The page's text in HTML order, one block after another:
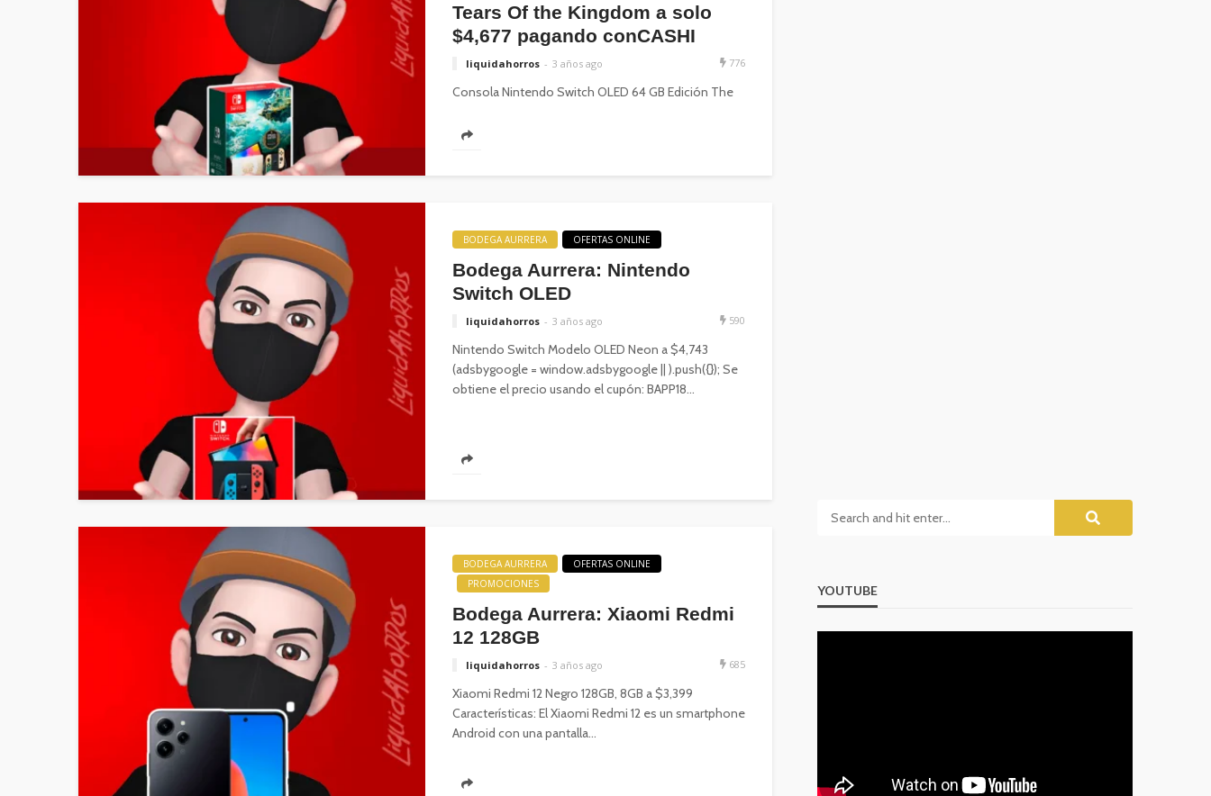
Tears Of the Kingdom a solo
$4,677 pagando conCASHI
liquidahorros 3 años ago 776
Consola Nintendo Switch OLED 64 GB Edición The
de varios meses...
BODEGA AURRERA OFERTAS ONLINE
Bodega Aurrera: Nintendo
Switch OLED
liquidahorros 3 años ago 590
Nintendo Switch Modelo OLED Neon a $4,743
(adsbygoogle = window.adsbygoogle || ).push({}); Se
obtiene el precio usando el cupón: BAPP18...
BODEGA AURRERA
OFERTAS ONLINE
PROMOCIONES
Bodega Aurrera: Xiaomi Redmi
12 128GB
liquidahorros 3 años ago 685
Xiaomi Redmi 12 Negro 128GB, 8GB a $3,399
Características: El Xiaomi Redmi 12 es un smartphone
Android con una pantalla...
YOUTUBE